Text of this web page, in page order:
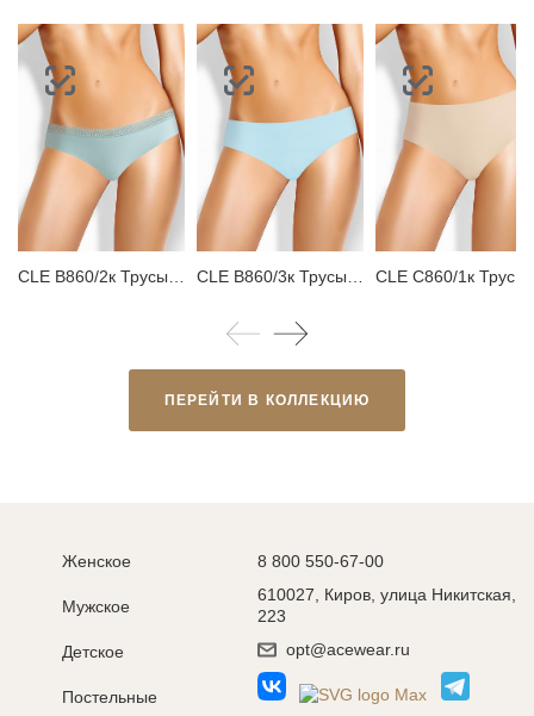
ПЕРЕЙТИ В КОЛЛЕКЦИЮ
Женское
Мужское
Детское
Постельные
8 800 550-67-00
610027, Киров, улица Никитская,
223
opt@acewear.ru